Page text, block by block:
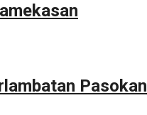
Pasokan